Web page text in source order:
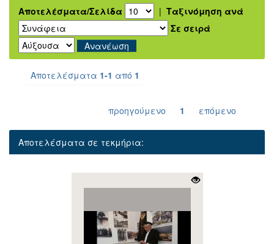
Αποτελέσματα/Σελίδα | Ταξινόμηση ανά
Σε σειρά
Αποτελέσματα 1-1 από 1
προηγούμενο 1 επόμενο
Αποτελέσματα σε τεκμήρια: